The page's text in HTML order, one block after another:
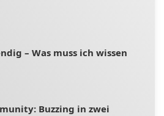
– Was muss ich wissen
Buzzing in zwei